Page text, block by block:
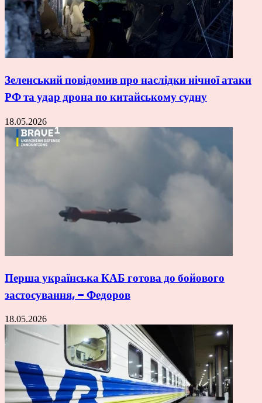
Зеленський повідомив про наслідки нічної атаки
РФ та удар дрона по китайському судну
18.05.2026
Перша українська КАБ готова до бойового
застосування, – Федоров
18.05.2026